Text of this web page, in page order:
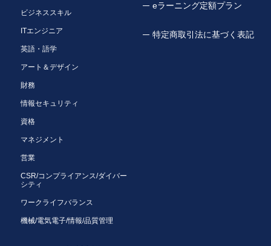
ビジネススキル
ITエンジニア
英語・語学
アート＆デザイン
財務
情報セキュリティ
資格
マネジメント
営業
CSR/コンプライアンス/ダイバー
シティ
ワークライフバランス
機械/電気電子/情報/品質管理
eラーニング定額プラン
特定商取引法に基づく表記